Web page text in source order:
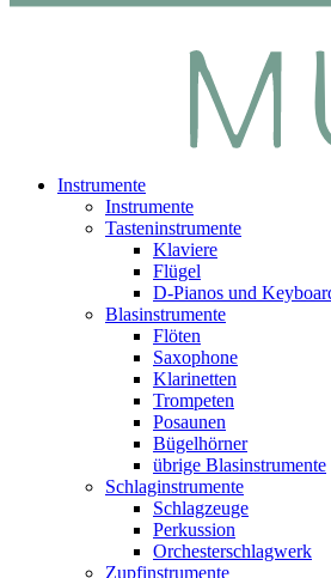
Instrumente
Instrumente
Tasteninstrumente
Klaviere
Flügel
D-Pianos und
Blasinstrumente
Flöten
Saxophone
Klarinetten
Trompeten
Posaunen
Bügelhörner
übrige Blasinstrumente
Schlaginstrumente
Schlagzeuge
Perkussion
Orchesterschlagwerk
Zupfinstrumente